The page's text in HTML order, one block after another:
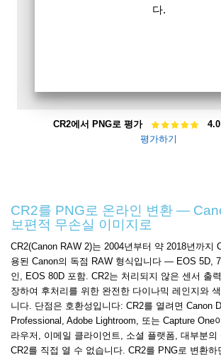
다.
CR2에서 PNG로 평가 4.0
평가하기
CR2를 PNG로 온라인 변환 —
보편적 무손실 이미지로
CR2(Canon RAW 2)는 2004년부터 약 2018년까지
용된 Canon의 독점 RAW 형식입니다 — EOS 5D,
인, EOS 80D 포함. CR2는 처리되지 않은 센서 출
장하여 후처리를 위한 완전한 다이나믹 레인지와
니다. 단점은 호환성입니다: CR2를 열려면 Canon
Professional, Adobe Lightroom, 또는 Capture One
라우저, 이메일 클라이언트, 소셜 플랫폼, 대부분의
CR2를 직접 열 수 없습니다. CR2를 PNG로 변환하